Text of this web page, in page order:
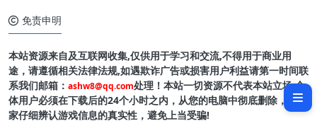
软件介绍
软件截图
免责申明
本站资源来自及互联网收集,仅供用于学习和交流,不得用于商业用
途，请遵循相关法律法规,如遇欺诈广告或损害用户利益请第一时间联
系我们邮箱： ashw8@qq.com处理！本站一切资源不代表本站立场,全
体用户必须在下载后的24个小时之内，从您的电脑中彻底删除，请玩
家仔细辨认游戏信息的真实性，避免上当受骗!